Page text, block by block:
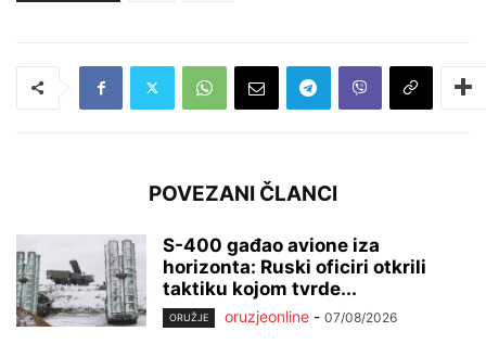
POVEZANI ČLANCI
S-400 gađao avione iza
horizonta: Ruski oficiri otkrili
taktiku kojom tvrde...
ORUŽJE oruzjeonline - 07/08/2026